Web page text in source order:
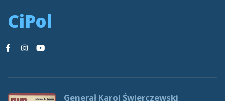
CiPol
Generał Karol Świerczewski